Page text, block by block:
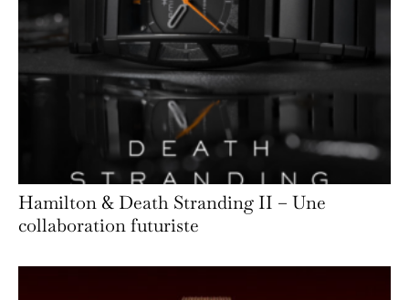
Hamilton & Death Stranding II – Une
collaboration futuriste